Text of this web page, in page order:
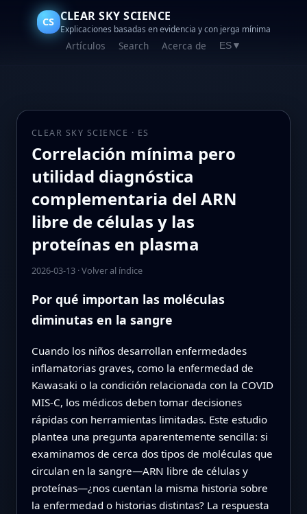
CS CLEAR SKY SCIENCE
Explicaciones basadas en evidencia y con jerga mínima
Artículos Search Acerca de ES ▼
CLEAR SKY SCIENCE · ES
Correlación mínima pero
utilidad diagnóstica
complementaria del ARN
libre de células y las
proteínas en plasma
2026-03-13·Volver al índice
Por qué importan las moléculas
diminutas en la sangre
Cuando los niños desarrollan enfermedades
inflamatorias graves, como la enfermedad de
Kawasaki o la condición relacionada con la COVID
MIS‑C, los médicos deben tomar decisiones
rápidas con herramientas limitadas. Este estudio
plantea una pregunta aparentemente sencilla: si
examinamos de cerca dos tipos de moléculas que
circulan en la sangre—ARN libre de células y
proteínas—¿nos cuentan la misma historia sobre
la enfermedad o historias distintas? La respuesta